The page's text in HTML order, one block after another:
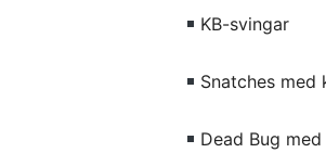
KB-svingar
Snatches med
Dead Bug